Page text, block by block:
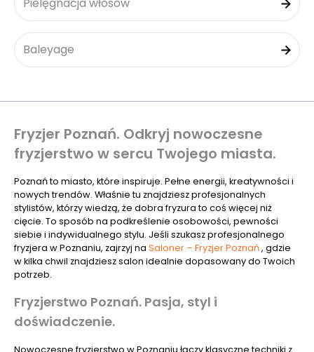
Baleyage
Fryzjer Poznań. Odkryj nowoczesne
fryzjerstwo w sercu Twojego miasta.
Poznań to miasto, które inspiruje. Pełne energii, kreatywności i
nowych trendów. Właśnie tu znajdziesz profesjonalnych
stylistów, którzy wiedzą, że dobra fryzura to coś więcej niż
cięcie. To sposób na podkreślenie osobowości, pewności
siebie i indywidualnego stylu. Jeśli szukasz profesjonalnego
fryzjera w Poznaniu, zajrzyj na Saloner – Fryzjer Poznań, gdzie
w kilka chwil znajdziesz salon idealnie dopasowany do Twoich
potrzeb.
Fryzjerstwo Poznań. Pasja, styl i
doświadczenie.
Nowoczesne fryzjerstwo w Poznaniu łączy klasyczne techniki z